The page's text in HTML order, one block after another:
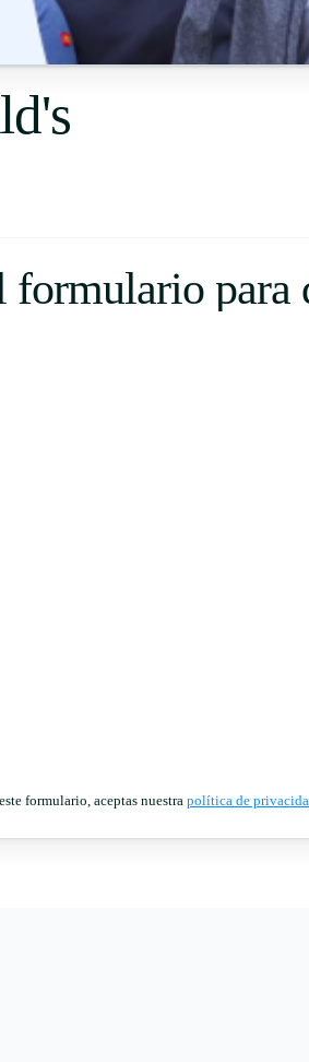
formulario para
formulario, aceptas nuestra política de